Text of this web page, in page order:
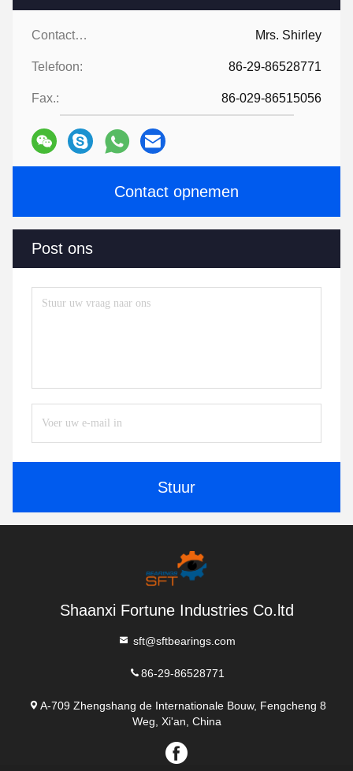
Contactpersonen: Mrs. Shirley
Telefoon: 86-29-86528771
Fax.: 86-029-86515056
Contact opnemen
Post ons
Stuur
Shaanxi Fortune Industries Co.ltd
sft@sftbearings.com
86-29-86528771
A-709 Zhengshang de Internationale Bouw, Fengcheng 8
Weg, Xi'an, China